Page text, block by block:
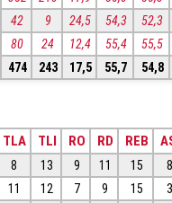
42 9 24,5 54,3
52,3
80 24 12,4 55,4
55,5
474 243 17,5 55,7 54,8
TLA TLI RO RD REB
8 13 9 11 15
11 12 7 9 15